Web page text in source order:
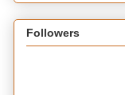
Followers